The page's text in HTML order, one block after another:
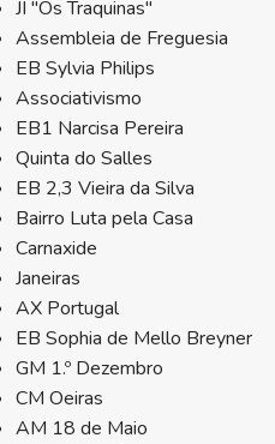
JI "Os Traquinas"
Assembleia de Freguesia
EB Sylvia Philips
Associativismo
EB1 Narcisa Pereira
Quinta do Salles
EB 2,3 Vieira da Silva
Bairro Luta pela Casa
Carnaxide
Janeiras
AX Portugal
EB Sophia de Mello Breyner
GM 1.º Dezembro
CM Oeiras
AM 18 de Maio